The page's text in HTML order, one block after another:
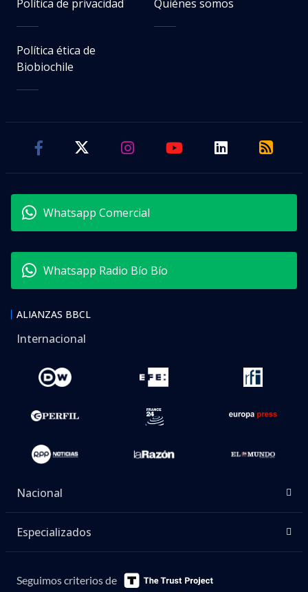
Política de privacidad Quiénes somos
Política ética de
Biobiochile
Whatsapp Comercial
Whatsapp Radio Bío Bío
ALIANZAS BBCL
Internacional
Nacional
Especializados
Seguimos criterios de